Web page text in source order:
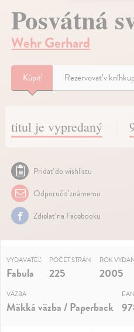
Posvátná
Wehr Gerhard
Kúpiť Rezervovať v
titul je vypredaný
Pridať do wishlistu
Odporučiť známemu
Zdielať na Facebooku
VYDAVATEĽ
Fabula
POČET STRÁN
225
ROK
2005
VÄZBA
Mäkká väzba / Paperback
EAN